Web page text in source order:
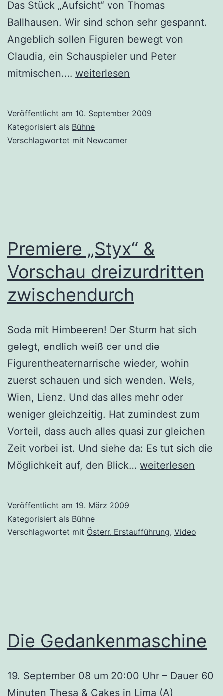
Das Stück „Aufsicht“ von Thomas
Ballhausen. Wir sind schon sehr gespannt.
Angeblich sollen Figuren bewegt von
Claudia, ein Schauspieler und Peter
mitmischen.… paraflows
MQ
21
D
weiterlesen
Veröffentlicht am 10. September 2009
Kategorisiert als Bühne
Verschlagwortet mit Newcomer
Premiere „Styx“ &
Vorschau dreizurdritten
zwischendurch
Soda mit Himbeeren! Der Sturm hat sich
gelegt, endlich weiß der und die
Figurentheaternarrische wieder, wohin
zuerst schauen und sich wenden. Wels,
Wien, Lienz. Und das alles mehr oder
weniger gleichzeitig. Hat zumindest zum
Vorteil, dass auch alles quasi zur gleichen
Zeit vorbei ist. Und siehe da: Es tut sich die
Möglichkeit auf, den Blick… Premiere
dreizurdritten
weiterlesen
Veröffentlicht am 19. März 2009
Kategorisiert als Bühne
Verschlagwortet mit Österr. Erstaufführung, Video
Die Gedankenmaschine
19. September 08 um 20:00 Uhr – Dauer 60
Minuten Thesa & Cakes in Lima (A)